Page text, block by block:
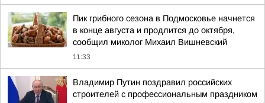
Пик грибного сезона в Подмосковье начнется
в конце августа и продлится до октября,
сообщил миколог Михаил Вишневский
11:33
Владимир Путин поздравил российских
строителей с профессиональным праздником